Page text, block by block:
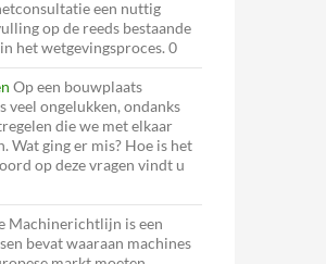
een nuttig
op de reeds bestaande
het wetgevingsproces. 0
Op een bouwplaats
veel ongelukken, ondanks
die we met elkaar
Wat ging er mis? Hoe is het
op deze vragen vindt u
Machinerichtlijn is een
bevat waaraan machines